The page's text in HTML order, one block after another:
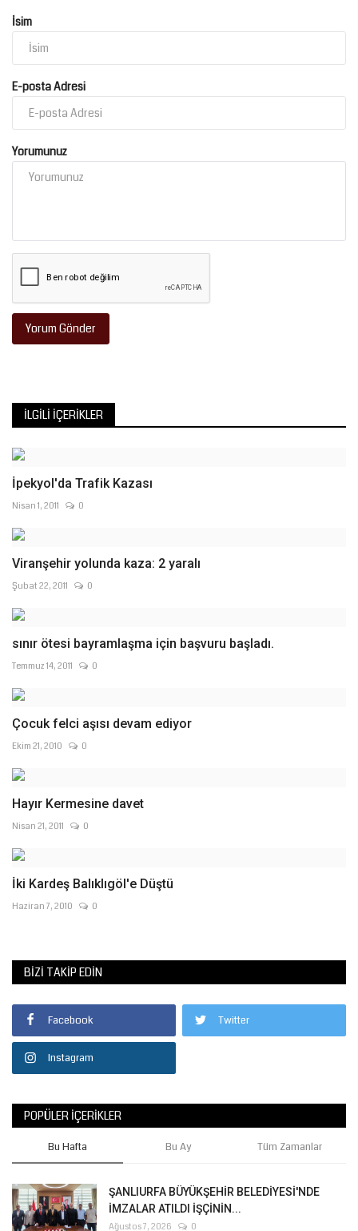
İsim
E-posta Adresi
Yorumunuz
Yorum Gönder
İLGILI İÇERIKLER
İpekyol'da Trafik Kazası
Nisan 1, 2011 0
Viranşehir yolunda kaza: 2 yaralı
Şubat 22, 2011 0
sınır ötesi bayramlaşma için başvuru başladı.
Temmuz 14, 2011 0
Çocuk felci aşısı devam ediyor
Ekim 21, 2010 0
Hayır Kermesine davet
Nisan 21, 2011 0
İki Kardeş Balıklıgöl'e Düştü
Haziran 7, 2010 0
BIZI TAKIP EDIN
Facebook Twitter
Instagram
POPÜLER İÇERIKLER
Bu Hafta Bu Ay Tüm Zamanlar
ŞANLIURFA BÜYÜKŞEHİR BELEDİYESİ'NDE
İMZALAR ATILDI İŞÇİNİN...
Ağustos 7, 2026 0